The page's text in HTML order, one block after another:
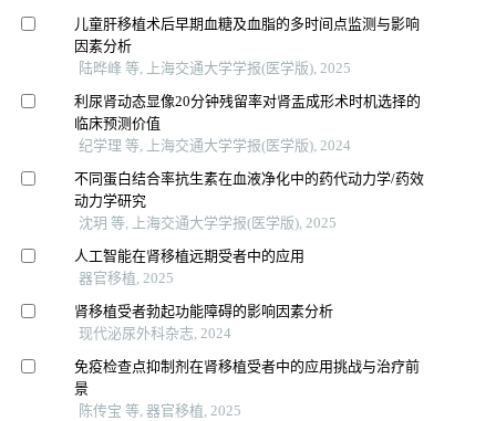
儿童肝移植术后早期血糖及血脂的多时间点监测与影响
因素分析
陆晔峰 等, 上海交通大学学报(医学版), 2025
利尿肾动态显像20分钟残留率对肾盂成形术时机选择的
临床预测价值
纪学理 等, 上海交通大学学报(医学版), 2024
不同蛋白结合率抗生素在血液净化中的药代动力学/药效
动力学研究
沈玥 等, 上海交通大学学报(医学版), 2025
人工智能在肾移植远期受者中的应用
器官移植, 2025
肾移植受者勃起功能障碍的影响因素分析
现代泌尿外科杂志, 2024
免疫检查点抑制剂在肾移植受者中的应用挑战与治疗前
景
陈传宝 等, 器官移植, 2025